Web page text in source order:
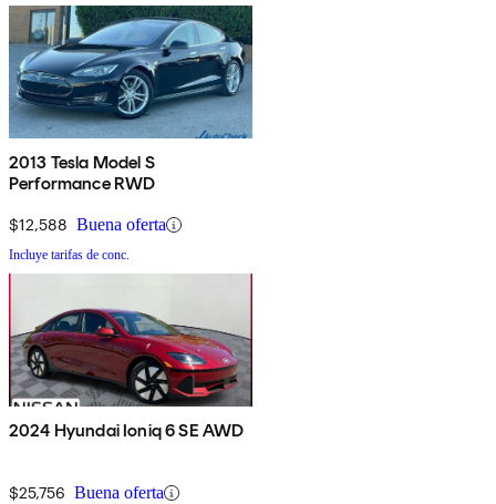
2013 Tesla Model S
Performance RWD
$12,588 Buena oferta
Incluye tarifas de conc.
2024 Hyundai Ioniq 6 SE AWD
$25,756 Buena oferta